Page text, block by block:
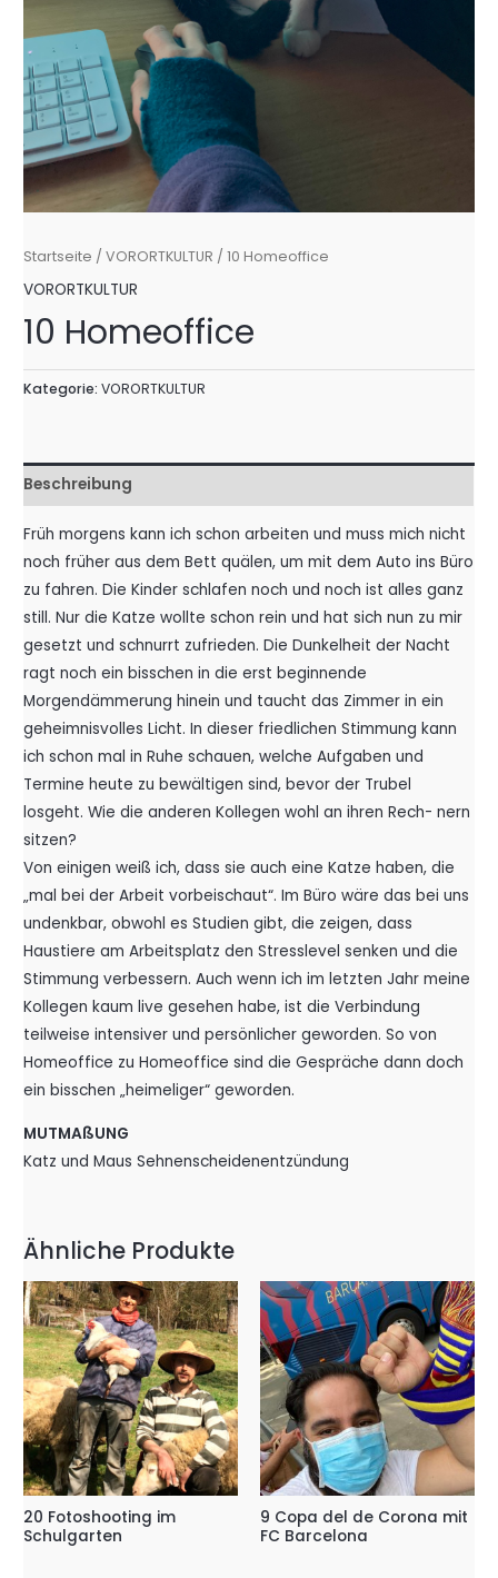
Startseite /VORORTKULTUR / 10 Homeoffice
VORORTKULTUR
10 Homeoffice
Kategorie:VORORTKULTUR
Beschreibung
Früh morgens kann ich schon arbeiten und muss mich nicht
noch früher aus dem Bett quälen, um mit dem Auto ins Büro
zu fahren. Die Kinder schlafen noch und noch ist alles ganz
still. Nur die Katze wollte schon rein und hat sich nun zu mir
gesetzt und schnurrt zufrieden. Die Dunkelheit der Nacht
ragt noch ein bisschen in die erst beginnende
Morgendämmerung hinein und taucht das Zimmer in ein
geheimnisvolles Licht. In dieser friedlichen Stimmung kann
ich schon mal in Ruhe schauen, welche Aufgaben und
Termine heute zu bewältigen sind, bevor der Trubel
losgeht. Wie die anderen Kollegen wohl an ihren Rech- nern
sitzen?
Von einigen weiß ich, dass sie auch eine Katze haben, die
„mal bei der Arbeit vorbeischaut“. Im Büro wäre das bei uns
undenkbar, obwohl es Studien gibt, die zeigen, dass
Haustiere am Arbeitsplatz den Stresslevel senken und die
Stimmung verbessern. Auch wenn ich im letzten Jahr meine
Kollegen kaum live gesehen habe, ist die Verbindung
teilweise intensiver und persönlicher geworden. So von
Homeoffice zu Homeoffice sind die Gespräche dann doch
ein bisschen „heimeliger“ geworden.
MUTMAßUNG
Katz und Maus Sehnenscheidenentzündung
Ähnliche Produkte
20 Fotoshooting im
Schulgarten
9 Copa del de Corona mit
FC Barcelona